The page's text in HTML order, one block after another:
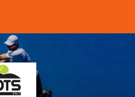
Sotkamon Tennisseura